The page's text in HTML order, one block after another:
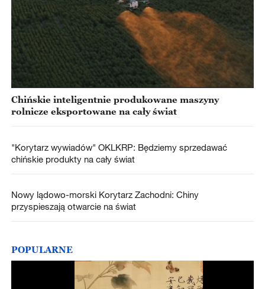
Chińskie inteligentnie produkowane maszyny
rolnicze eksportowane na cały świat
"Korytarz wywiadów" OKLKRP: Będziemy sprzedawać
chińskie produkty na cały świat
Nowy lądowo-morski Korytarz Zachodni: Chiny
przyspieszają otwarcie na świat
POPULARNE